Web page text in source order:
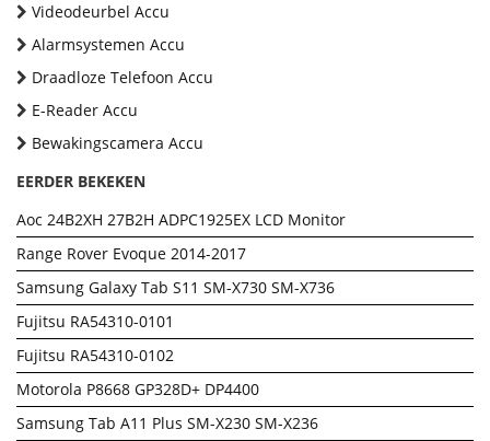
Videodeurbel Accu
Alarmsystemen Accu
Draadloze Telefoon Accu
E-Reader Accu
Bewakingscamera Accu
EERDER BEKEKEN
Aoc 24B2XH 27B2H ADPC1925EX LCD Monitor
Range Rover Evoque 2014-2017
Samsung Galaxy Tab S11 SM-X730 SM-X736
Fujitsu RA54310-0101
Fujitsu RA54310-0102
Motorola P8668 GP328D+ DP4400
Samsung Tab A11 Plus SM-X230 SM-X236